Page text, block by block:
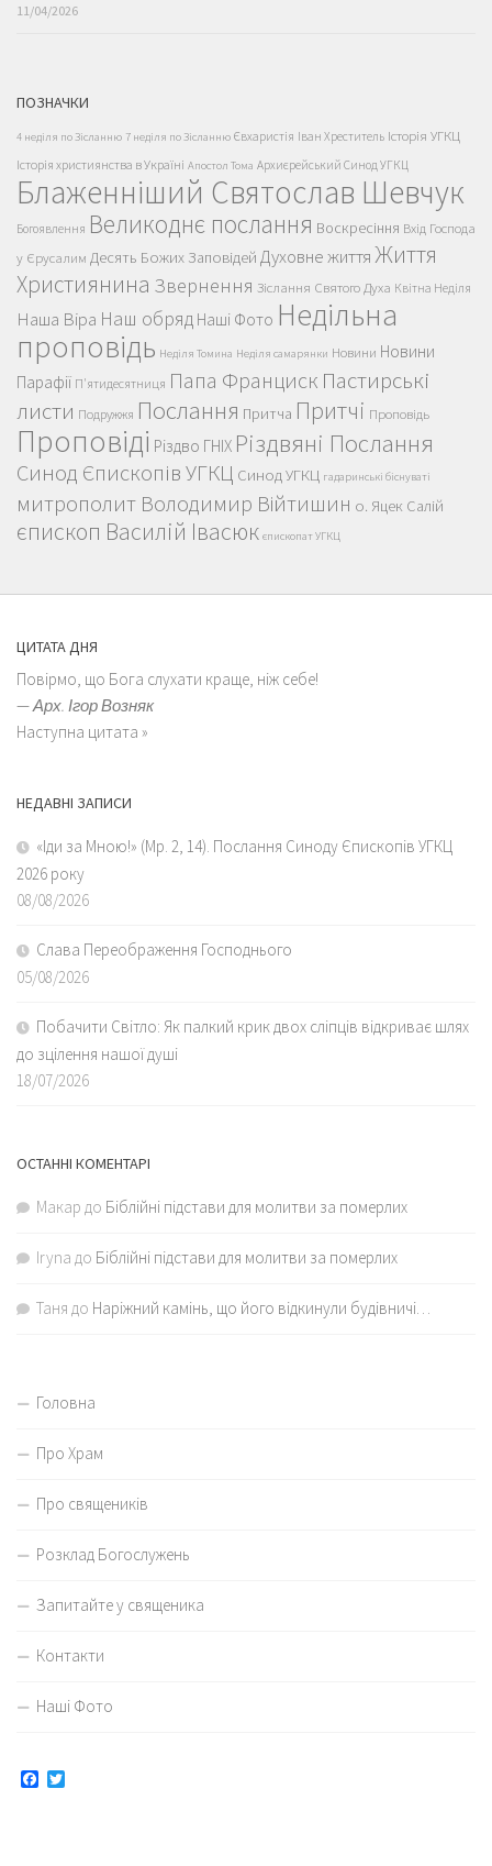
11/04/2026
ПОЗНАЧКИ
4 неділя по Зісланню 7 неділя по Зісланню Євхаристія Іван Хреститель Історія УГКЦ
Історія християнства в Україні Апостол Тома Архиєрейський Синод УГКЦ
Блаженніший Святослав Шевчук
Богоявлення Великоднє послання Воскресіння Вхід Господа
у Єрусалим Десять Божих Заповідей Духовне життяЖиття
Християнина Звернення Зіслання Святого Духа Квітна Неділя
Наша Віра Наш обряд Наші Фото Недільна
проповідь Неділя Томина Неділя самарянки Новини Новини
Парафії П'ятидесятниця Папа Франциск Пастирські
листи Подружжя Послання Притча Притчі Проповідь
Проповіді Різдво ГНІХ Різдвяні Послання
Синод Єпископів УГКЦ Синод УГКЦ гадаринські біснуваті
митрополит Володимир Війтишин о. Яцек Салій
єпископ Василій Івасюк єпископат УГКЦ
ЦИТАТА ДНЯ
Повірмо, що Бога слухати краще, ніж себе!
—Арх. Ігор Возняк
Наступна цитата »
НЕДАВНІ ЗАПИСИ
«Іди за Мною!» (Мр. 2, 14). Послання Синоду Єпископів УГКЦ
2026 року
08/08/2026
Слава Переображення Господнього
05/08/2026
Побачити Світло: Як палкий крик двох сліпців відкриває шлях
до зцілення нашої душі
18/07/2026
ОСТАННІ КОМЕНТАРІ
Макар до Біблійні підстави для молитви за померлих
Iryna до Біблійні підстави для молитви за померлих
Таня до Наріжний камінь, що його відкинули будівничі…
Головна
Про Храм
Про священиків
Розклад Богослужень
Запитайте у священика
Контакти
Наші Фото
Facebook